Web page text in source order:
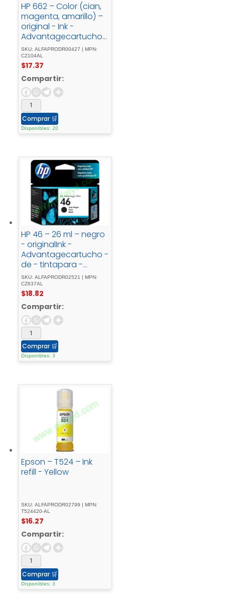
HP 662 – Color (cian,
magenta, amarillo) –
original - Ink -
Advantagecartucho -
de - tintapara -
Deskjet - 1516, - Ink -
Advantage - 15XX, -
Ink - Advantage -
35XX, - Ink -
Advantage - 4645
SKU: ALFAPRODR00427 | MPN:
CZ104AL
$17.37
Compartir:
Comprar 🛒
Disponibles: 20
HP 46 – 26 ml – negro
- originalInk -
Advantagecartucho -
de - tintapara -
Deskjet - Ink -
Advantage - Ultra -
2529, - Ink -
Advantage - Ultra -
57XX, - Ultra - Ink -
Advantage - 2029
SKU: ALFAPRODR02521 | MPN:
CZ637AL
$18.82
Compartir:
Comprar 🛒
Disponibles: 3
Epson – T524 – Ink
refill - Yellow
SKU: ALFAPRODR02799 | MPN:
T524420-AL
$16.27
Compartir:
Comprar 🛒
Disponibles: 3